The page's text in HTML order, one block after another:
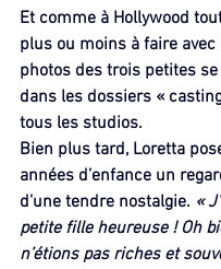
Et comme à Hollywood
plus ou moins à faire
photos des trois petites
dans les dossiers «
tous les studios.
Bien plus tard, Loretta
années d’enfance un
d’une tendre nostalgie. «
petite fille heureuse ! Oh
n’étions pas riches et